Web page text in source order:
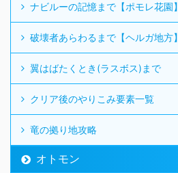
ナビルーの記憶まで【ポモレ花園】
破壊者あらわるまで【ヘルガ地方】
翼はばたくとき(ラスボス)まで
クリア後のやりこみ要素一覧
竜の拠り地攻略
オトモン